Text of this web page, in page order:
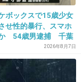
-6
公なのよね
ボックスで15歳少女
せ性的暴行、スマホ
54歳男逮捕 千葉
2026年8月7日